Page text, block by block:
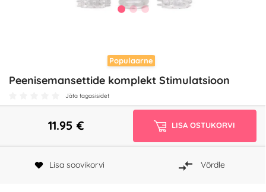
Populaarne
Peenisemansettide komplekt Stimulatsioon
Jäta tagasisidet
11.95 € LISA OSTUKORVI
Lisa soovikorvi Võrdle